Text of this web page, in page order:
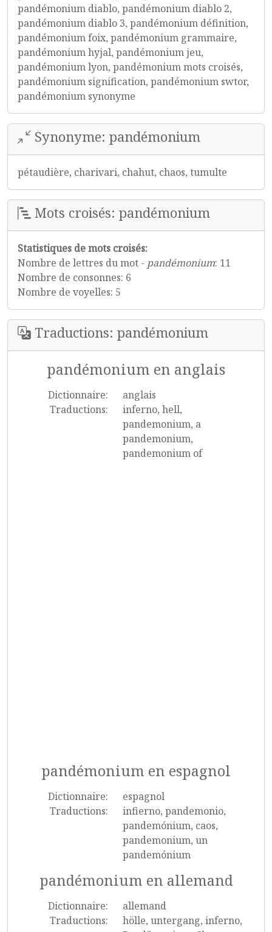
pandémonium diablo, pandémonium diablo 2,
pandémonium diablo 3, pandémonium définition,
pandémonium foix, pandémonium grammaire,
pandémonium hyjal, pandémonium jeu,
pandémonium lyon, pandémonium mots croisés,
pandémonium signification, pandémonium swtor,
pandémonium synonyme
Synonyme: pandémonium
pétaudière, charivari, chahut, chaos, tumulte
Mots croisés: pandémonium
Statistiques de mots croisés:
Nombre de lettres du mot - pandémonium: 11
Nombre de consonnes: 6
Nombre de voyelles: 5
Traductions: pandémonium
pandémonium en anglais
Dictionnaire:
anglais
Traductions:
inferno, hell,
pandemonium, a
pandemonium,
pandemonium of
pandémonium en espagnol
Dictionnaire:
espagnol
Traductions:
infierno, pandemonio,
pandemónium, caos,
pandemonium, un
pandemónium
pandémonium en allemand
Dictionnaire:
allemand
Traductions:
hölle, untergang, inferno,